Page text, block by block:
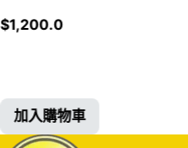
$1,200.0
加入購物車